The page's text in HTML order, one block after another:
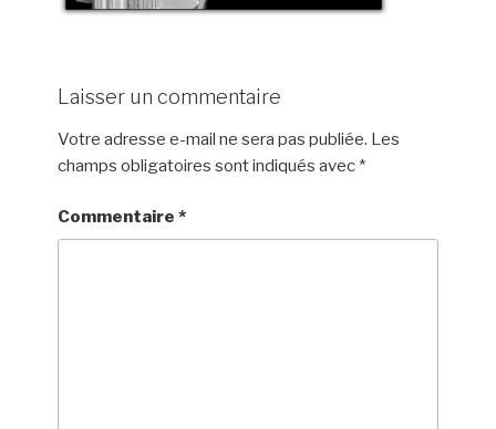
Laisser un commentaire
Votre adresse e-mail ne sera pas publiée. Les
champs obligatoires sont indiqués avec *
Commentaire*